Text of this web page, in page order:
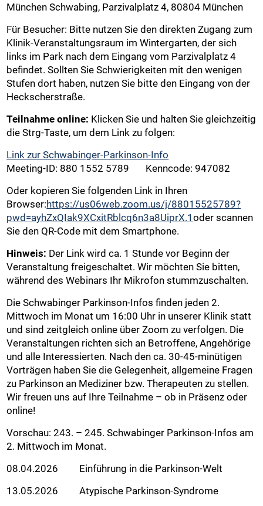
München Schwabing, Parzivalplatz 4, 80804 München
Für Besucher: Bitte nutzen Sie den direkten Zugang zum
Klinik-Veranstaltungsraum im Wintergarten, der sich
links im Park nach dem Eingang vom Parzivalplatz 4
befindet. Sollten Sie Schwierigkeiten mit den wenigen
Stufen dort haben, nutzen Sie bitte den Eingang von der
Heckscherstraße.
Teilnahme online: Klicken Sie und halten Sie gleichzeitig
die Strg-Taste, um dem Link zu folgen:
Link zur Schwabinger-Parkinson-Info
Meeting-ID: 880 1552 5789 Kenncode: 947082
Oder kopieren Sie folgenden Link in Ihren
Browser:https://us06web.zoom.us/j/88015525789?
pwd=ayhZxQIak9XCxitRblcq6n3a8UiprX.1oder scannen
Sie den QR-Code mit dem Smartphone.
Hinweis: Der Link wird ca. 1 Stunde vor Beginn der
Veranstaltung freigeschaltet. Wir möchten Sie bitten,
während des Webinars Ihr Mikrofon stummzuschalten.
Die Schwabinger Parkinson-Infos finden jeden 2.
Mittwoch im Monat um 16:00 Uhr in unserer Klinik statt
und sind zeitgleich online über Zoom zu verfolgen. Die
Veranstaltungen richten sich an Betroffene, Angehörige
und alle Interessierten. Nach den ca. 30-45-minütigen
Vorträgen haben Sie die Gelegenheit, allgemeine Fragen
zu Parkinson an Mediziner bzw. Therapeuten zu stellen.
Wir freuen uns auf Ihre Teilnahme – ob in Präsenz oder
online!
Vorschau: 243. – 245. Schwabinger Parkinson-Infos am
2. Mittwoch im Monat.
08.04.2026 Einführung in die Parkinson-Welt
13.05.2026 Atypische Parkinson-Syndrome